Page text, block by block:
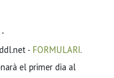
- FORMULARI.
el primer dia al